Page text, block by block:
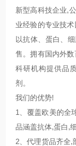
新型高科技企业,
业经验的专业技
以抗体、蛋白、
售。拥有国内外
科研机构提供品
剂。
我们的优势!
1、覆盖欧美的全
品涵盖抗体,蛋白,
2、代理货品齐全,